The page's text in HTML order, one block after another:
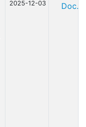
2025-12-03 Doc.